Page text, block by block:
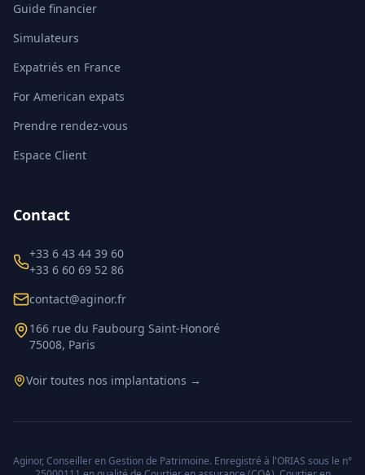
Guide financier
Simulateurs
Expatriés en France
For American expats
Prendre rendez-vous
Espace Client
Contact
+33 6 43 44 39 60
+33 6 60 69 52 86
contact@aginor.fr
166 rue du Faubourg Saint-Honoré
75008, Paris
Voir toutes nos implantations →
Aginor, Conseiller en Gestion de Patrimoine. Enregistré à l'ORIAS sous le n°